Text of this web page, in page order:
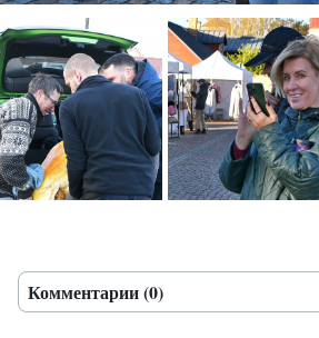
Комментарии (0)